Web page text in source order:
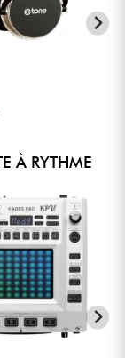
À RYTHME